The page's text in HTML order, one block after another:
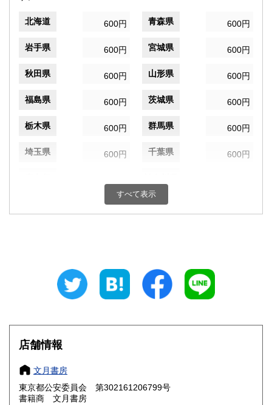
北海道 600円 青森県 600円
岩手県 600円 宮城県 600円
秋田県 600円 山形県 600円
福島県 600円 茨城県 600円
栃木県 600円 群馬県 600円
埼玉県 600円 千葉県 600円
600円 富山県
600円 静岡県
奈良県 600円 和歌山県
すべて表示
店舗情報
文月書房
東京都公安委員会 第302161206799号
書籍商 文月書房